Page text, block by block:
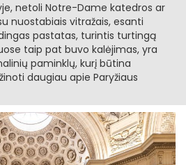
netoli Notre-Dame katedros ar
nuostabiais vitražais, esanti
pastatas, turintis turtingą
taip pat buvo kalėjimas, yra
paminklų, kurį būtina
daugiau apie Paryžiaus